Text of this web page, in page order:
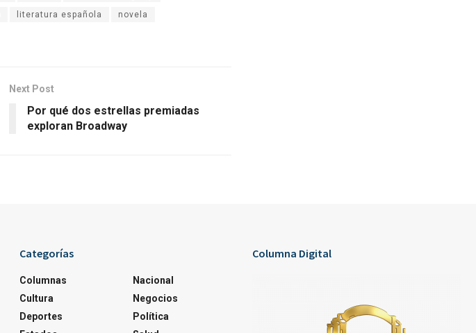
literatura española novela
Next Post
Por qué dos estrellas premiadas
exploran Broadway
Categorías
Columnas
Cultura
Deportes
Nacional
Negocios
Política
Columna Digital